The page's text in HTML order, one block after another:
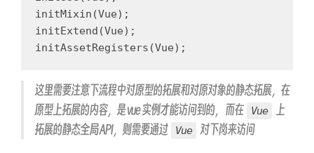
initMixin (Vue);
initExtend (Vue);
initAssetRegisters (Vue);
这里需要注意下流程中对原型的拓展和对原对象的静态拓展，在
原型上拓展的内容，是 vue 实例才能访问到的， 而在
Vue
上
拓展的静态全局 API，则需要通过
Vue 对下岗来访问